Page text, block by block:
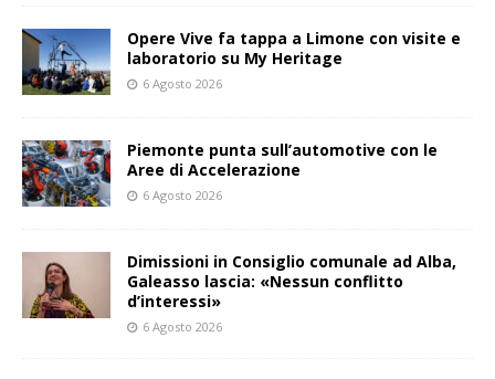
Opere Vive fa tappa a Limone con visite e
laboratorio su My Heritage
6 Agosto 2026
Piemonte punta sull’automotive con le
Aree di Accelerazione
6 Agosto 2026
Dimissioni in Consiglio comunale ad Alba,
Galeasso lascia: «Nessun conflitto
d’interessi»
6 Agosto 2026